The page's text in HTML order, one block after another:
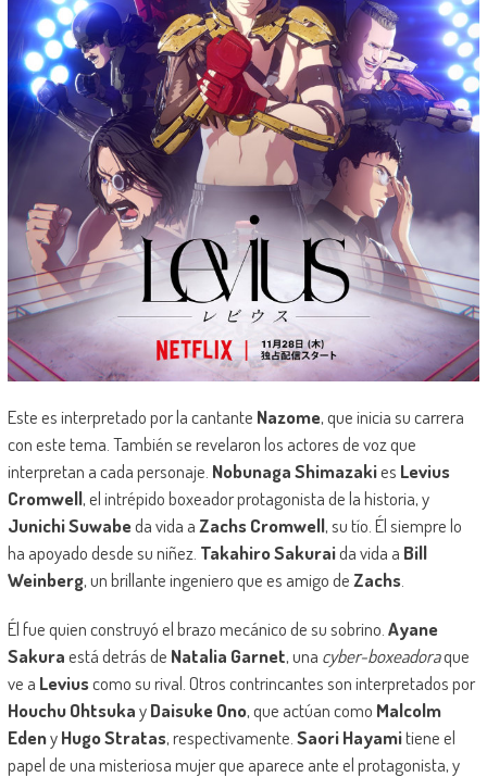
Este es interpretado por la cantante Nazome, que inicia su carrera
con este tema. También se revelaron los actores de voz que
interpretan a cada personaje. Nobunaga Shimazakies Levius
Cromwell, el intrépido boxeador protagonista de la historia, y
Junichi Suwabeda vida a Zachs Cromwell, su tío. Él siempre lo
ha apoyado desde su niñez. Takahiro Sakuraida vida a Bill
Weinberg, un brillante ingeniero que es amigo de Zachs.
Él fue quien construyó el brazo mecánico de su sobrino. Ayane
Sakuraestá detrás de Natalia Garnet, una cyber-boxeadoraque
ve a Leviuscomo su rival. Otros contrincantes son interpretados por
Houchu OhtsukayDaisuke Ono, que actúan como Malcolm
EdenyHugo Stratas, respectivamente. Saori Hayamitiene el
papel de una misteriosa mujer que aparece ante el protagonista, y